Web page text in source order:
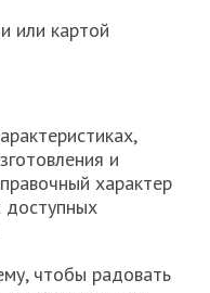
или картой
и
характер
доступных
чтобы радовать